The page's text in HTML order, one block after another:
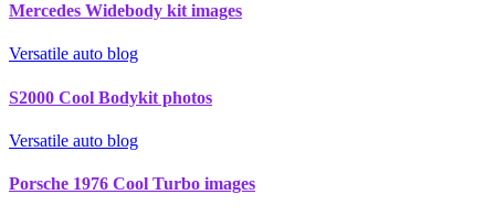
Mercedes Widebody kit images
Versatile auto blog
S2000 Cool Bodykit photos
Versatile auto blog
Porsche 1976 Cool Turbo images